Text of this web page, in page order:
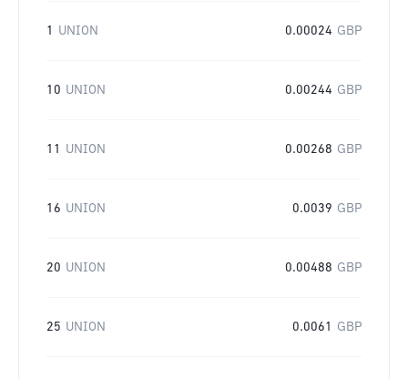
1 UNION 0.00024 GBP
10 UNION 0.00244 GBP
11 UNION 0.00268 GBP
16 UNION 0.0039 GBP
20 UNION 0.00488 GBP
25 UNION 0.0061 GBP